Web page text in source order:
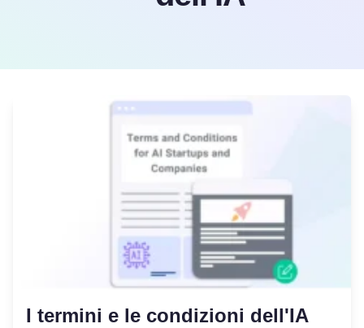
I termini e le condizioni dell'IA